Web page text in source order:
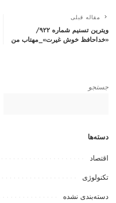
مقاله قبلی
ویترین تسنیم شماره ۹۲۲/
«خداحافظ خوش غیرت»_مهتاب من
جستجو
دسته‌ها
اقتصاد
تکنولوژی
دسته‌بندی نشده